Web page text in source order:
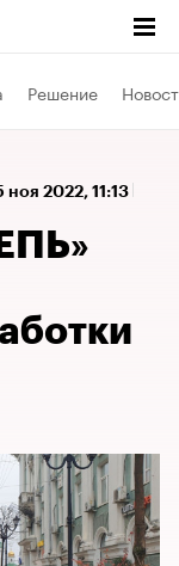
Решение
ноя 2022, 11:13